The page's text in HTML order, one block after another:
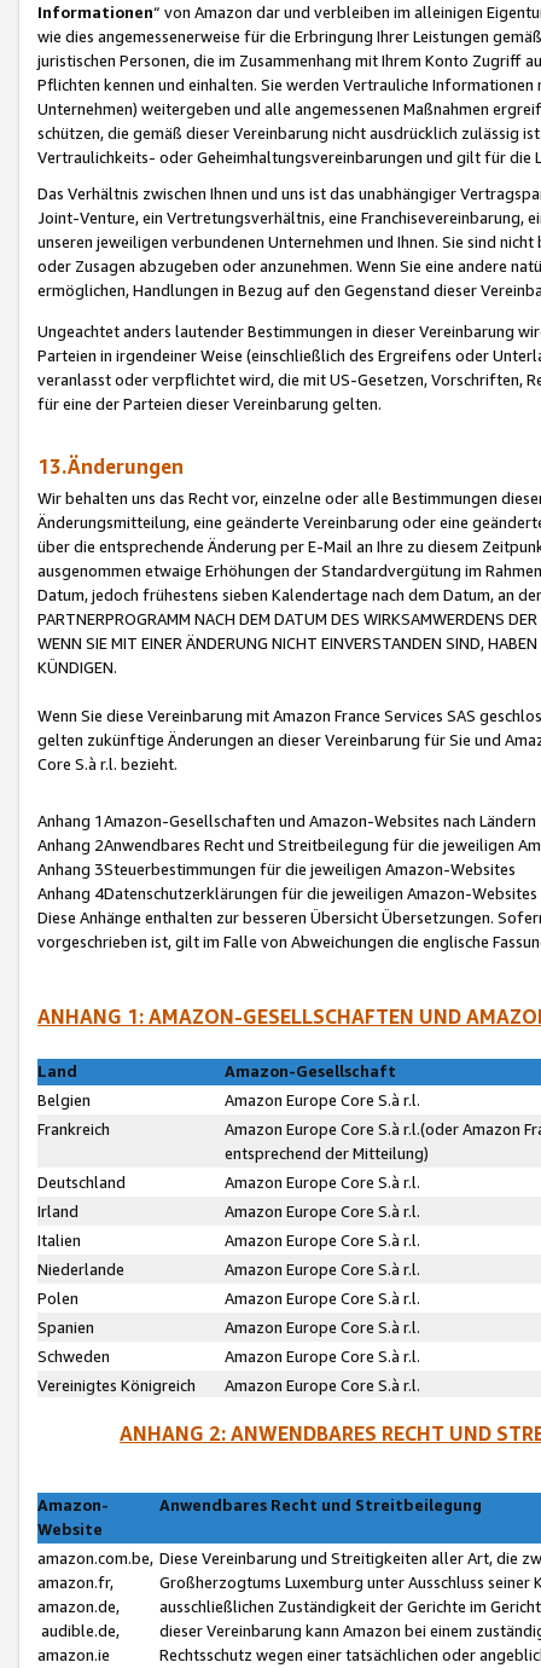
Informationen“ von Amazon dar und verbleiben im alleinigen
wie dies angemessenerweise für die Erbringung Ihrer Leistungen
juristischen Personen, die im Zusammenhang mit Ihrem Konto
Pflichten kennen und einhalten. Sie werden Vertrauliche
Unternehmen) weitergeben und alle angemessenen Maßnahmen
schützen, die gemäß dieser Vereinbarung nicht ausdrücklich zulässig
Vertraulichkeits- oder Geheimhaltungsvereinbarungen und gilt für die
Das Verhältnis zwischen Ihnen und uns ist das unabhängiger
Joint-Venture, ein Vertretungsverhältnis, eine Franchisevereinbarung,
unseren jeweiligen verbundenen Unternehmen und Ihnen. Sie sind
oder Zusagen abzugeben oder anzunehmen. Wenn Sie eine andere
ermöglichen, Handlungen in Bezug auf den Gegenstand dieser
Ungeachtet anders lautender Bestimmungen in dieser Vereinbarung
Parteien in irgendeiner Weise (einschließlich des Ergreifens oder
veranlasst oder verpflichtet wird, die mit US-Gesetzen, Vorschriften,
für eine der Parteien dieser Vereinbarung gelten.
13.Änderungen
Wir behalten uns das Recht vor, einzelne oder alle Bestimmungen
Änderungsmitteilung, eine geänderte Vereinbarung oder eine
über die entsprechende Änderung per E-Mail an Ihre zu diesem
ausgenommen etwaige Erhöhungen der Standardvergütung im
Datum, jedoch frühestens sieben Kalendertage nach dem Datum, an
PARTNERPROGRAMM NACH DEM DATUM DES WIRKSAMWERDENS
WENN SIE MIT EINER ÄNDERUNG NICHT EINVERSTANDEN SIND,
KÜNDIGEN.
Wenn Sie diese Vereinbarung mit Amazon France Services SAS
gelten zukünftige Änderungen an dieser Vereinbarung für Sie und
Core S.à r.l. bezieht.
Anhang 1Amazon-Gesellschaften und Amazon-Websites nach Ländern
Anhang 2Anwendbares Recht und Streitbeilegung für die jeweiligen
Anhang 3Steuerbestimmungen für die jeweiligen Amazon-Websites
Anhang 4Datenschutzerklärungen für die jeweiligen Amazon-Websites
Diese Anhänge enthalten zur besseren Übersicht Übersetzungen.
vorgeschrieben ist, gilt im Falle von Abweichungen die englische
ANHANG 1: AMAZON-GESELLSCHAFTEN UND
Land
Amazon-Gesellschaft
Belgien
Amazon Europe Core S.à r.l.
Frankreich
Amazon Europe Core S.à r.l.(oder Amazon
entsprechend der Mitteilung)
Deutschland
Amazon Europe Core S.à r.l.
Irland
Amazon Europe Core S.à r.l.
Italien
Amazon Europe Core S.à r.l.
Niederlande
Amazon Europe Core S.à r.l.
Polen
Amazon Europe Core S.à r.l.
Spanien
Amazon Europe Core S.à r.l.
Schweden
Amazon Europe Core S.à r.l.
Vereinigtes Königreich
Amazon Europe Core S.à r.l.
ANHANG 2: ANWENDBARES RECHT UND
Amazon-
Website
Anwendbares Recht und Streitbeilegung
amazon.com.be,
amazon.fr,
amazon.de,
audible.de,
amazon.ie
Diese Vereinbarung und Streitigkeiten aller Art, die
Großherzogtums Luxemburg unter Ausschluss
ausschließlichen Zuständigkeit der Gerichte im
dieser Vereinbarung kann Amazon bei einem
Rechtsschutz wegen einer tatsächlichen oder